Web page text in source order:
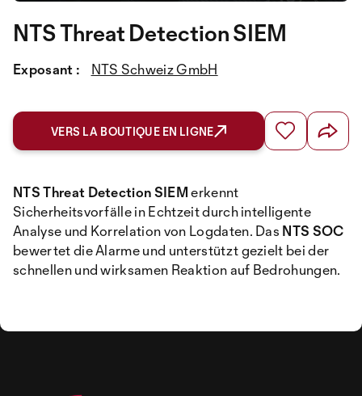
NTS Threat Detection SIEM
Exposant : NTS Schweiz GmbH
VERS LA BOUTIQUE EN LIGNE
NTS Threat Detection SIEMerkennt
Sicherheitsvorfälle in Echtzeit durch intelligente
Analyse und Korrelation von Logdaten. Das NTS SOC
bewertet die Alarme und unterstützt gezielt bei der
schnellen und wirksamen Reaktion auf Bedrohungen.